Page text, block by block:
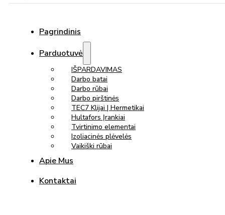
Pagrindinis
Parduotuvė
IŠPARDAVIMAS
Darbo batai
Darbo rūbai
Darbo pirštinės
TEC7 Klijai | Hermetikai
Hultafors Įrankiai
Tvirtinimo elementai
Izoliacinės plėvelės
Vaikiški rūbai
Apie Mus
Kontaktai